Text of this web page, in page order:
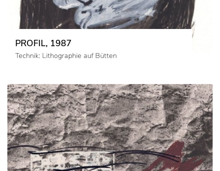
PROFIL, 1987
Technik: Lithographie auf Bütten